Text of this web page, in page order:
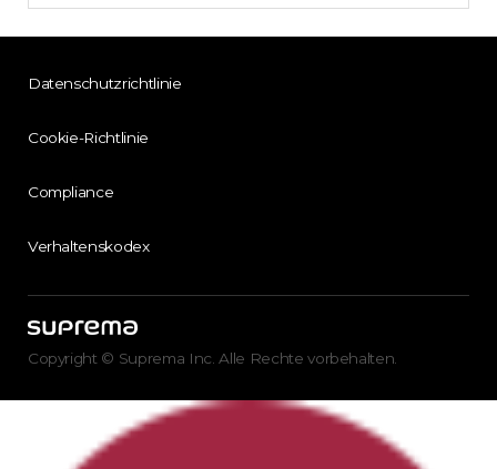
Datenschutzrichtlinie
Cookie-Richtlinie
Compliance
Verhaltenskodex
Copyright © Suprema Inc. Alle Rechte vorbehalten.